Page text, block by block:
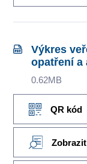
Výkres
opatření a
0.62MB
QR kód